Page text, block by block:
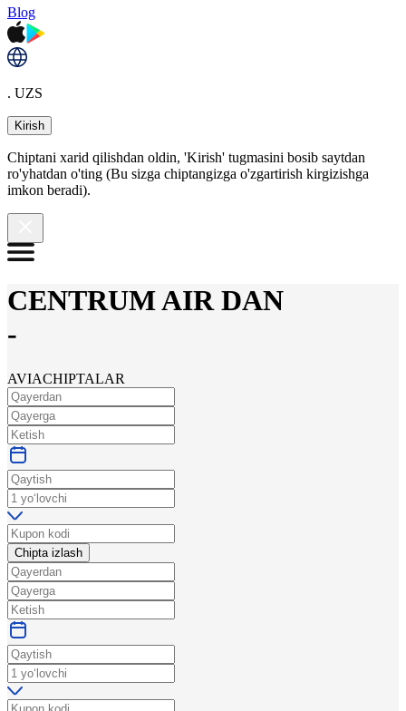
Blog
. UZS
Kirish
Chiptani xarid qilishdan oldin, 'Kirish' tugmasini bosib saytdan
ro'yhatdan o'ting (Bu sizga chiptangizga o'zgartirish kirgizishga
imkon beradi).
CENTRUM AIR DAN
-
AVIACHIPTALAR
Chipta izlash